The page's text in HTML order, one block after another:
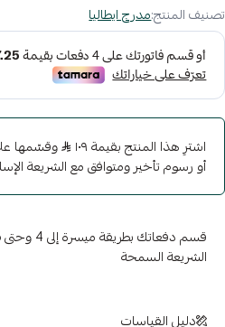
تصنيف المنتج:مدرج ايطاليا
اشترِ هذا المنتج بقيمة ١٠٩
أو رسوم تأخير ومتوافق مع الشريعة
الشريعة السمحة
دليل القياسات